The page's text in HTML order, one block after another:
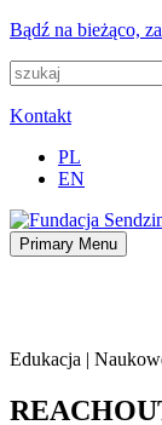
Przejdź
zawartości
Bądź na bieżąco,
Kontakt
PL
EN
Fundacja Sendzimira
Oferujemy
zrównoważonego
błękitno-zielonej
Primary Menu
Edukacja |